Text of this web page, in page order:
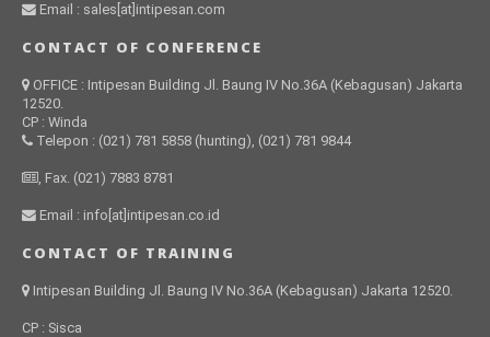
Email : sales[at]intipesan.com
CONTACT OF CONFERENCE
OFFICE : Intipesan Building Jl. Baung IV No.36A (Kebagusan) Jakarta
12520.
CP : Winda
Telepon : (021) 781 5858 (hunting), (021) 781 9844
, Fax. (021) 7883 8781
Email : info[at]intipesan.co.id
CONTACT OF TRAINING
Intipesan Building Jl. Baung IV No.36A (Kebagusan) Jakarta 12520.
CP : Sisca